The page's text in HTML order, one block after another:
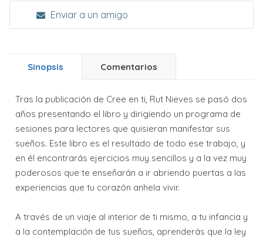
Enviar a un amigo
Sinopsis Comentarios
Tras la publicación de Cree en ti, Rut Nieves se pasó dos
años presentando el libro y dirigiendo un programa de
sesiones para lectores que quisieran manifestar sus
sueños. Este libro es el resultado de todo ese trabajo, y
en él encontrarás ejercicios muy sencillos y a la vez muy
poderosos que te enseñarán a ir abriendo puertas a las
experiencias que tu corazón anhela vivir.
A través de un viaje al interior de ti mismo, a tu infancia y
a la contemplación de tus sueños, aprenderás que la ley